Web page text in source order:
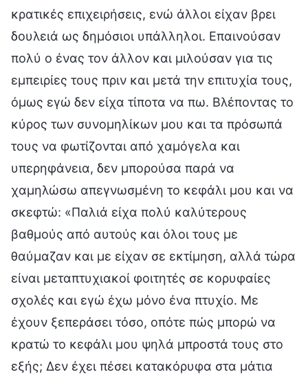
κρατικές επιχειρήσεις, ενώ άλλοι είχαν βρει
δουλειά ως δημόσιοι υπάλληλοι. Επαινούσαν
πολύ ο ένας τον άλλον και μιλούσαν για τις
εμπειρίες τους πριν και μετά την επιτυχία τους,
όμως εγώ δεν είχα τίποτα να πω. Βλέποντας το
κύρος των συνομηλίκων μου και τα πρόσωπά
τους να φωτίζονται από χαμόγελα και
υπερηφάνεια, δεν μπορούσα παρά να
χαμηλώσω απεγνωσμένη το κεφάλι μου και να
σκεφτώ: «Παλιά είχα πολύ καλύτερους
βαθμούς από αυτούς και όλοι τους με
θαύμαζαν και με είχαν σε εκτίμηση, αλλά τώρα
είναι μεταπτυχιακοί φοιτητές σε κορυφαίες
σχολές και εγώ έχω μόνο ένα πτυχίο. Με
έχουν ξεπεράσει τόσο, οπότε πώς μπορώ να
κρατώ το κεφάλι μου ψηλά μπροστά τους στο
εξής; Δεν έχει πέσει κατακόρυφα στα μάτια